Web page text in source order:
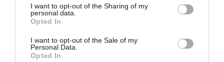
not limited to your visit or usage behaviour. You may click to
grant or deny consent to Google and its third-party tags to
use your data for below specified purposes in below Google
consent section.
I want to opt-out of the Sharing of my
personal data.
Opted In
I want to opt-out of the Sale of my
Personal Data.
Opted In